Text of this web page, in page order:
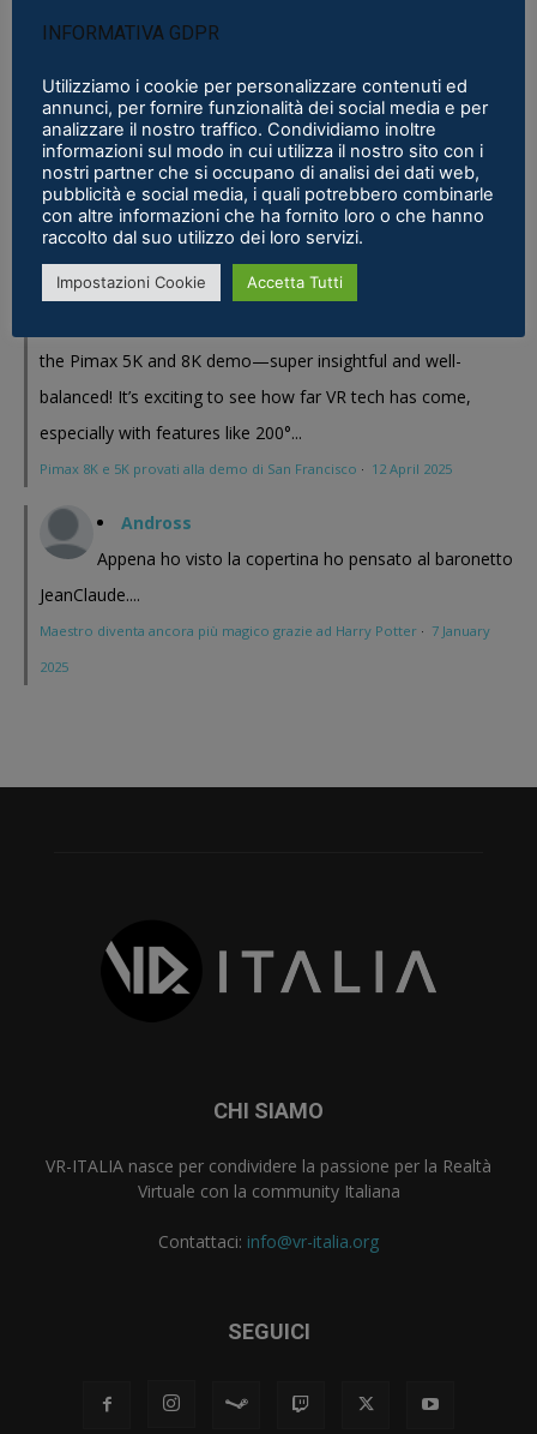
sostanza i prodotti cinesi...
Quest - VR ITALIA ·25 February 2026
Fabio
Se fosse disponibile lo prenderei al volo
Samsung Galaxy XR è realtà, ma ne avevamo bisogno?
Eric Marcus
the Pimax 5K and 8K demo—super insightful and well-
balanced! It’s exciting to see how far VR tech has come,
especially with features like 200°...
Pimax 8K e 5K provati alla demo di San Francisco · 12 April 2025
Andross
Appena ho visto la copertina ho pensato al baronetto
JeanClaude....
Maestro diventa ancora più magico grazie ad Harry Potter · 7 January
2025
CHI SIAMO
VR-ITALIA nasce per condividere la passione per la Realtà
Virtuale con la community Italiana
Contattaci: info@vr-italia.org
SEGUICI
INFORMATIVA GDPR
Utilizziamo i cookie per personalizzare contenuti ed
annunci, per fornire funzionalità dei social media e per
analizzare il nostro traffico. Condividiamo inoltre
informazioni sul modo in cui utilizza il nostro sito con i
nostri partner che si occupano di analisi dei dati web,
pubblicità e social media, i quali potrebbero combinarle
con altre informazioni che ha fornito loro o che hanno
raccolto dal suo utilizzo dei loro servizi.
Impostazioni Cookie Accetta Tutti